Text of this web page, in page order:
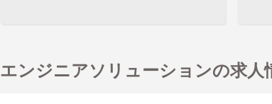
エンジニアソリューションの求人